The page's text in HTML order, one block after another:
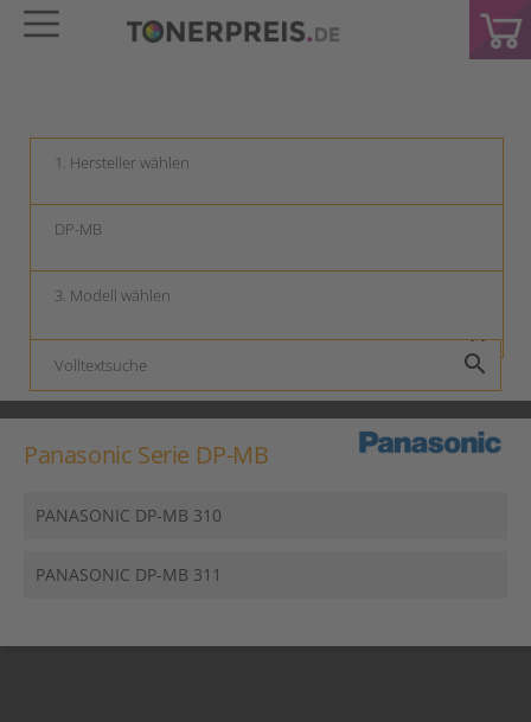
keyboard_arrow_down
keyboard_arrow_down
keyboard_arrow_down
search
Panasonic Serie DP-MB
PANASONIC DP-MB 310
PANASONIC DP-MB 311